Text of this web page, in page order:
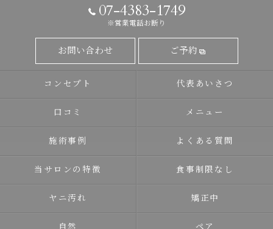
07-4383-1749
※営業電話お断り
お問い合わせ ご予約
コンセプト 代表あいさつ
口コミ メニュー
施術事例 よくある質問
当サロンの特徴 食事制限なし
ヤニ汚れ 矯正中